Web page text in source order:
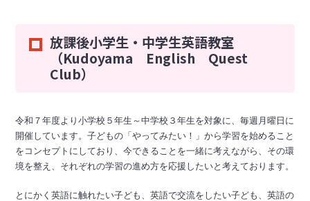
放課後小学生・中学生英語教室
（Kudoyama English Quest
Club）
令和７年度より小学校５年生～中学校３年生を対象に、毎週月曜日に
開催しています。子どもの「やってみたい！」から学習を始めること
をコンセプトにしており、今できることを一緒に考えながら、その環
境を整え、それぞれの学習の進め方を応援したいと考えております。
とにかく英語に触れたい子ども、英語で交流をしたい子ども、英語の